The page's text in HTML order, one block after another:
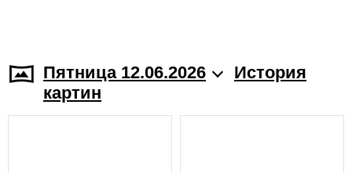
Пятница 12.06.2026
История
картин